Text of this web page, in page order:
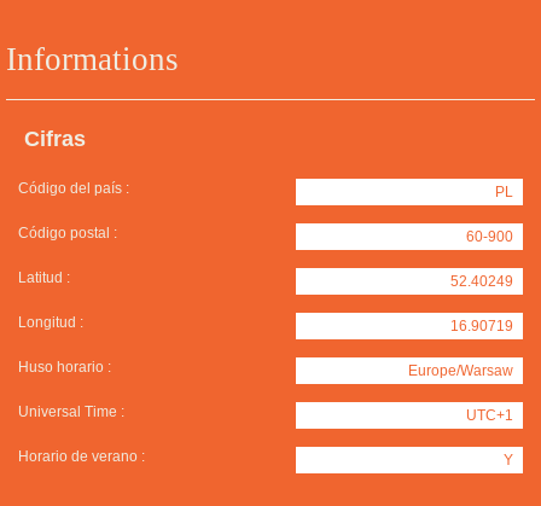
Informations
Cifras
Código del país : PL
Código postal : 60-900
Latitud : 52.40249
Longitud : 16.90719
Huso horario : Europe/Warsaw
Universal Time : UTC+1
Horario de verano : Y